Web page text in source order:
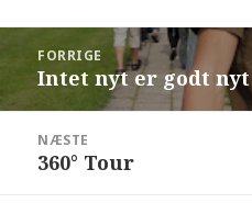
FORRIGE
Intet nyt er godt nyt
NÆSTE
360° Tour